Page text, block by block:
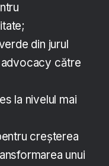
din jurul
advocacy către
la nivelul mai
creșterea
unui